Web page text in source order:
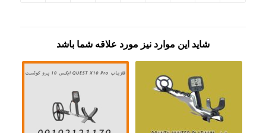
شاید این موارد نیز مورد علاقه شما باشد